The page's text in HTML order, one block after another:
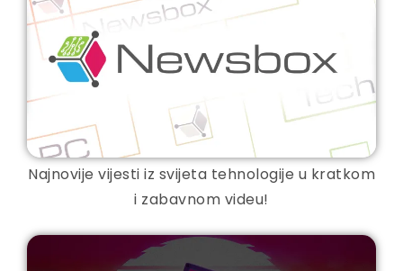
Najnovije vijesti iz svijeta tehnologije u kratkom
i zabavnom videu!